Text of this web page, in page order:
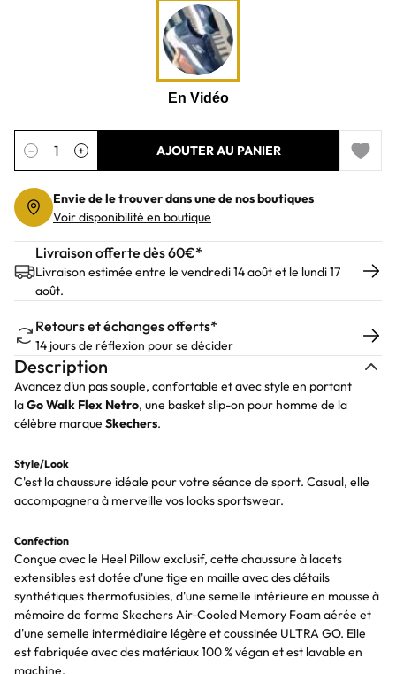
Quantité
− + AJOUTER AU PANIER
Add to
Envie de le trouver dans une de nos boutiques
Voir disponibilité en boutique
Livraison offerte dès 60€*
Livraison estimée entre le vendredi 14 août et le lundi 17
août.
Retours et échanges offerts*
14 jours de réflexion pour se décider
Description
Avancez d’un pas souple, confortable et avec style en portant
laGo Walk Flex Netro, une basket slip-on pour homme de la
célèbre marque Skechers.
Style/Look
C'est la chaussure idéale pour votre séance de sport. Casual, elle
accompagnera à merveille vos looks sportswear.
Confection
Conçue avec le Heel Pillow exclusif, cette chaussure à lacets
extensibles est dotée d'une tige en maille avec des détails
synthétiques thermofusibles, d'une semelle intérieure en mousse à
mémoire de forme Skechers Air-Cooled Memory Foam aérée et
d'une semelle intermédiaire légère et coussinée ULTRA GO. Elle
est fabriquée avec des matériaux 100 % végan et est lavable en
machine.